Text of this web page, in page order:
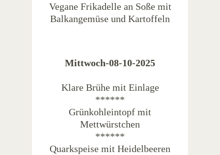
Vegane Frikadelle an Soße mit
Balkangemüse und Kartoffeln
Mittwoch-08-10-2025
Klare Brühe mit Einlage
******
Grünkohleintopf mit
Mettwürstchen
******
Quarkspeise mit Heidelbeeren